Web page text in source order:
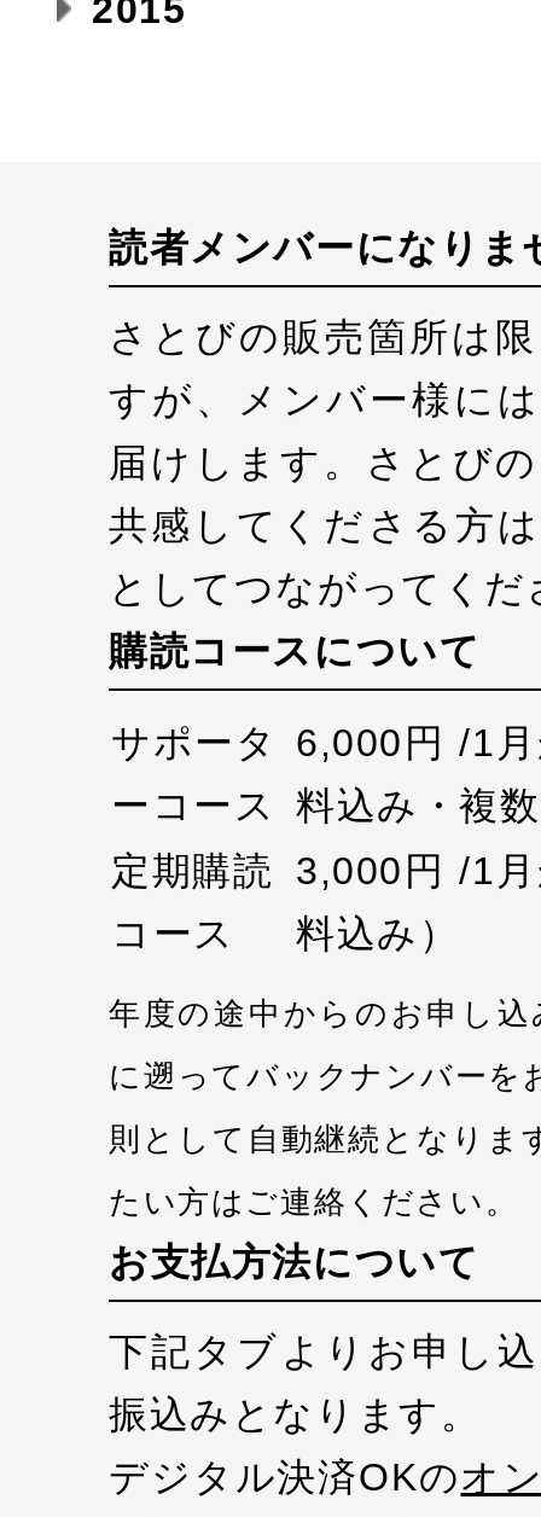
2015
読者メンバーになりま
さとびの販売箇所は
すが、メンバー様に
届けします。さとび
共感してくださる方
としてつながってくだ
購読コースについて
サポータ
ーコース
6,000円 /1
料込み・複
定期購読
コース
3,000円 /1
料込み）
年度の途中からのお申し
に遡ってバックナンバーを
則として自動継続となりま
たい方はご連絡ください。
お支払方法について
下記タブよりお申し
振込みとなります。
デジタル決済OKのオ